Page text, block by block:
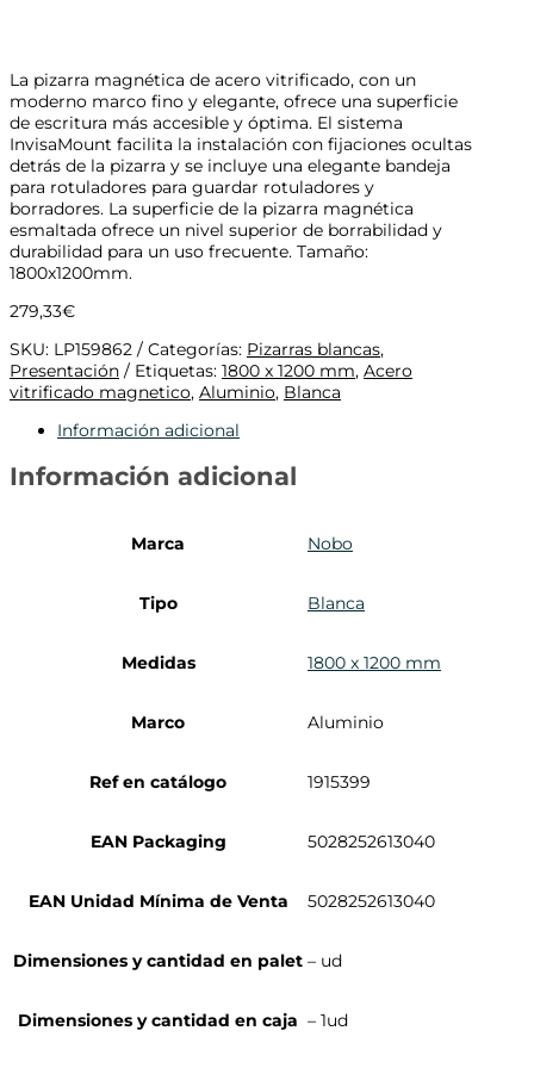
La pizarra magnética de acero vitrificado, con un
moderno marco fino y elegante, ofrece una superficie
de escritura más accesible y óptima. El sistema
InvisaMount facilita la instalación con fijaciones ocultas
detrás de la pizarra y se incluye una elegante bandeja
para rotuladores para guardar rotuladores y
borradores. La superficie de la pizarra magnética
esmaltada ofrece un nivel superior de borrabilidad y
durabilidad para un uso frecuente. Tamaño:
1800x1200mm.
279,33€
SKU: LP159862 Categorías: Pizarras blancas,
Presentación
Etiquetas: 1800 x 1200 mm, Acero
vitrificado magnetico, Aluminio, Blanca
Información adicional
Información adicional
Marca Nobo
Tipo Blanca
Medidas 1800 x 1200 mm
Marco Aluminio
Ref en catálogo 1915399
EAN Packaging 5028252613040
EAN Unidad Mínima de Venta 5028252613040
Dimensiones y cantidad en palet – ud
Dimensiones y cantidad en caja – 1ud